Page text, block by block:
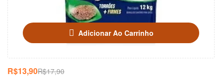
Adicionar Ao Carrinho
R$17,90
R$13,90